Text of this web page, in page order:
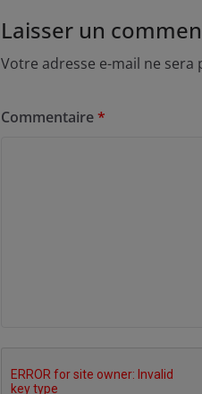
Laisser un
Votre adresse e-mail ne sera
Commentaire*